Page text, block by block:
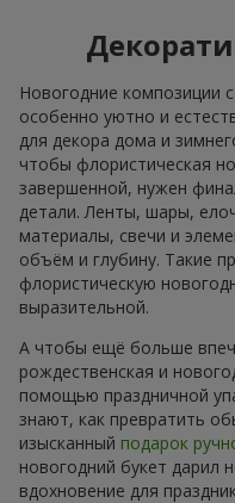
Новогодние композиции
особенно уютно и
для декора дома и
чтобы флористическая
завершенной, нужен
детали. Ленты, шары,
материалы, свечи и
объём и глубину. Такие
флористическую
выразительной.
А чтобы ещё больше
рождественская и
помощью праздничной
знают, как превратить
изысканный подарок
новогодний букет дарил
вдохновение для